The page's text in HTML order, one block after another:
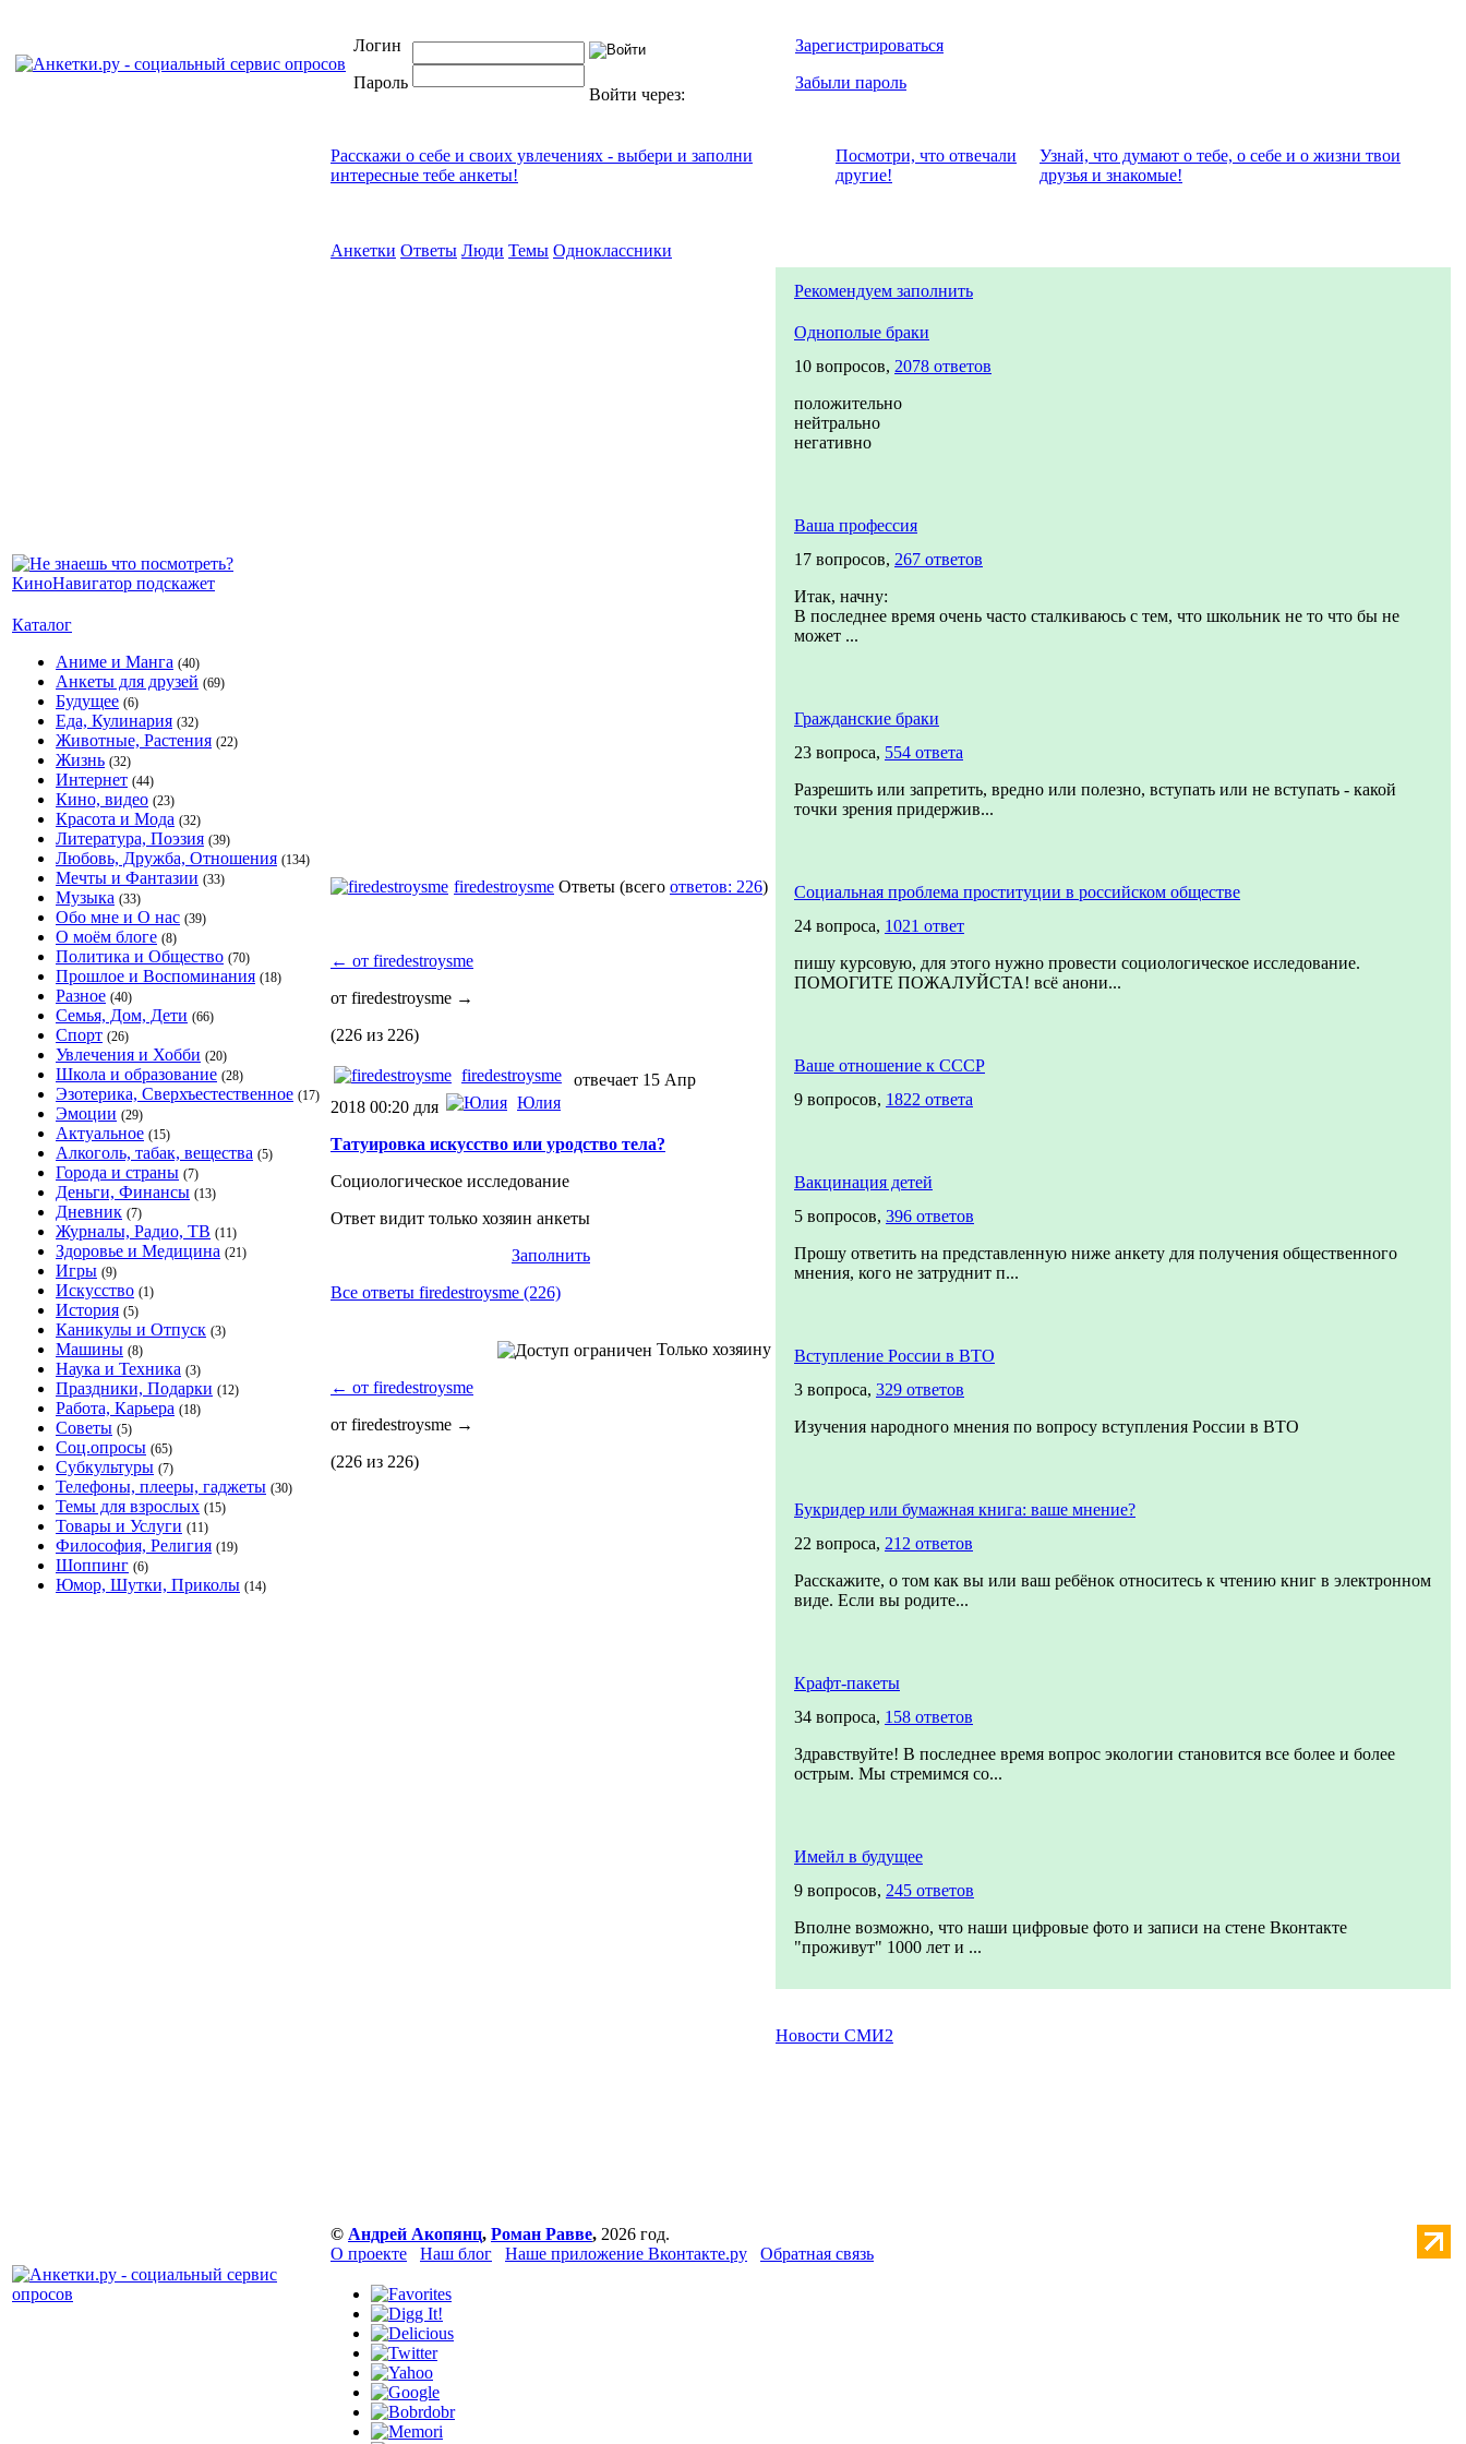
Логин
Пароль
Войти через:
Зарегистрироваться
Забыли пароль
Каталог
Аниме и Манга (40)
Анкеты для друзей (69)
Будущее (6)
Еда, Кулинария (32)
Животные, Растения (22)
Жизнь (32)
Интернет (44)
Кино, видео (23)
Красота и Мода (32)
Литература, Поэзия (39)
Любовь, Дружба, Отношения (134)
Мечты и Фантазии (33)
Музыка (33)
Обо мне и О нас (39)
О моём блоге (8)
Политика и Общество (70)
Прошлое и Воспоминания (18)
Разное (40)
Семья, Дом, Дети (66)
Спорт (26)
Увлечения и Хобби (20)
Школа и образование (28)
Эзотерика, Сверхъестественное (17)
Эмоции (29)
Актуальное (15)
Алкоголь, табак, вещества (5)
Города и страны (7)
Деньги, Финансы (13)
Дневник (7)
Журналы, Радио, ТВ (11)
Здоровье и Медицина (21)
Игры (9)
Искусство (1)
История (5)
Каникулы и Отпуск (3)
Машины (8)
Наука и Техника (3)
Праздники, Подарки (12)
Работа, Карьера (18)
Советы (5)
Соц.опросы (65)
Субкультуры (7)
Телефоны, плееры, гаджеты (30)
Темы для взрослых (15)
Товары и Услуги (11)
Философия, Религия (19)
Шоппинг (6)
Юмор, Шутки, Приколы (14)
Расскажи о себе и своих увлечениях - выбери и заполни
интересные тебе анкеты!
Посмотри, что отвeчали
другие!
Узнай, что думают о тебе, о себе и о жизни твои
друзья и знакомые!
Анкетки Ответы Люди Темы Одноклассники
firedestroysme Ответы (всего ответов: 226)
← от firedestroysme
от firedestroysme →
(226 из 226)
firedestroysme
отвечает 15 Апр
2018 00:20 для
Юлия
Татуировка искусство или уродство тела?
Социологическое исследование
Ответ видит только хозяин анкеты
Заполнить
Все ответы firedestroysme (226)
Только хозяину
← от firedestroysme
от firedestroysme →
(226 из 226)
Рекомендуем заполнить
Однополые браки
10 вопросов, 2078 ответов
положительно
нейтрально
негативно
Ваша профессия
17 вопросов, 267 ответов
Итак, начну:
В последнее время очень часто сталкиваюсь с тем, что школьник не то что бы не
может ...
Гражданские браки
23 вопроса, 554 ответа
Разрешить или запретить, вредно или полезно, вступать или не вступать - какой
точки зрения придержив...
Социальная проблема проституции в российском обществе
24 вопроса, 1021 ответ
пишу курсовую, для этого нужно провести социологическое исследование.
ПОМОГИТЕ ПОЖАЛУЙСТА! всё анони...
Ваше отношение к СССР
9 вопросов, 1822 ответа
Вакцинация детей
5 вопросов, 396 ответов
Прошу ответить на представленную ниже анкету для получения общественного
мнения, кого не затруднит п...
Вступление России в ВТО
3 вопроса, 329 ответов
Изучения народного мнения по вопросу вступления России в ВТО
Букридер или бумажная книга: ваше мнение?
22 вопроса, 212 ответов
Расскажите, о том как вы или ваш ребёнок относитесь к чтению книг в электронном
виде. Если вы родите...
Крафт-пакеты
34 вопроса, 158 ответов
Здравствуйте! В последнее время вопрос экологии становится все более и более
острым. Мы стремимся со...
Имейл в будущее
9 вопросов, 245 ответов
Вполне возможно, что наши цифровые фото и записи на стене Вконтакте
"проживут" 1000 лет и ...
Новости СМИ2
© Андрей Акопянц, Роман Равве, 2026 год.
О проекте
Наш блог Наше приложение Вконтакте.ру Обратная связь